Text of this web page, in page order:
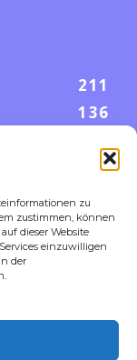
zu
zustimmen, können
dieser Website
einzuwilligen
der
211
136
42
35
23